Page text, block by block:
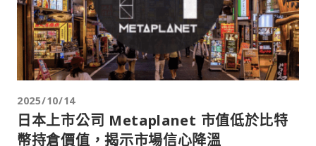
2025/10/14
日本上市公司 Metaplanet 市值低於比特
幣持倉價值，揭示市場信心降溫